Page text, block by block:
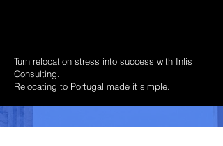
Turn relocation stress into success with Inlis
Consulting.
Relocating to Portugal made it simple.